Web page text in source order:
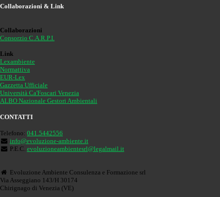
Collaborazioni & Link
Collaborazioni
Consorzio C.A.R.P.I.
Link
Lexambiente
Normattiva
EUR-Lex
Gazzetta Ufficiale
Università Ca'Foscari Venezia
ALBO Nazionale Gestori Ambientali
CONTATTI
Telefono: 041.5442556
info@evoluzione-ambiente.it
P.E.C. evoluzioneambientesrl@legalmail.it
Evoluzione Ambiente Consulenza e Formazione srl
Via Asseggiano 143/H 30174
Chirignago di Venezia (VE)